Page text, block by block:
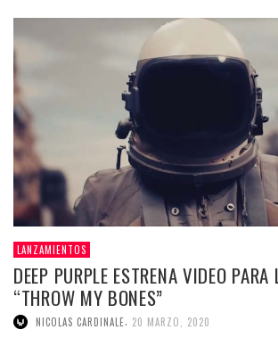
LANZAMIENTOS
DEEP PURPLE ESTRENA VIDEO
“THROW MY BONES”
NICOLAS CARDINALE, 20 MARZO, 2020